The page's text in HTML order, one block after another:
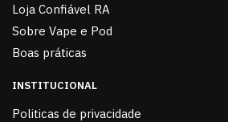
Loja Confiável RA
Sobre Vape e Pod
Boas práticas
INSTITUCIONAL
Politicas de privacidade